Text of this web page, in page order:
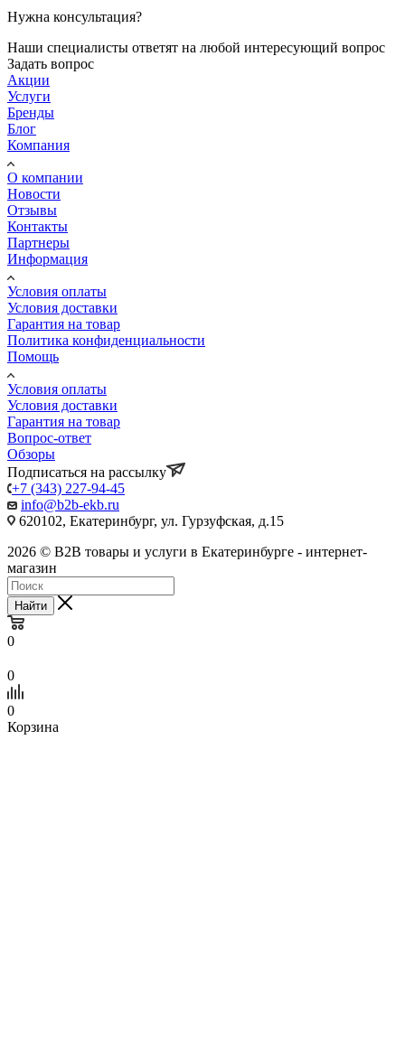
Нужна консультация?
Наши специалисты ответят на любой интересующий вопрос
Задать вопрос
Акции
Услуги
Бренды
Блог
Компания
О компании
Новости
Отзывы
Контакты
Партнеры
Информация
Условия оплаты
Условия доставки
Гарантия на товар
Политика конфиденциальности
Помощь
Условия оплаты
Условия доставки
Гарантия на товар
Вопрос-ответ
Обзоры
Подписаться на рассылку
+7 (343) 227-94-45
info@b2b-ekb.ru
620102, Екатеринбург, ул. Гурзуфская, д.15
2026 © B2B товары и услуги в Екатеринбурге - интернет-
магазин
Найти
0
0
0
Корзина